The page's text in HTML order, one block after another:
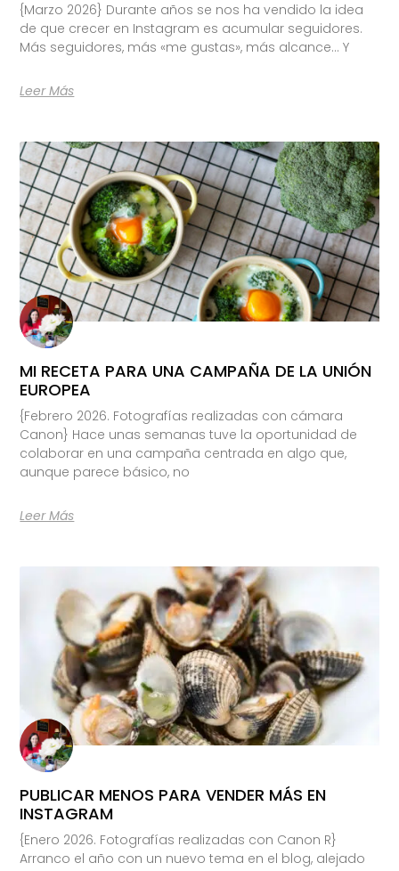
{Marzo 2026} Durante años se nos ha vendido la idea
de que crecer en Instagram es acumular seguidores.
Más seguidores, más «me gustas», más alcance… Y
Leer Más
MI RECETA PARA UNA CAMPAÑA DE LA UNIÓN
EUROPEA
{Febrero 2026. Fotografías realizadas con cámara
Canon} Hace unas semanas tuve la oportunidad de
colaborar en una campaña centrada en algo que,
aunque parece básico, no
Leer Más
PUBLICAR MENOS PARA VENDER MÁS EN
INSTAGRAM
{Enero 2026. Fotografías realizadas con Canon R}
Arranco el año con un nuevo tema en el blog, alejado